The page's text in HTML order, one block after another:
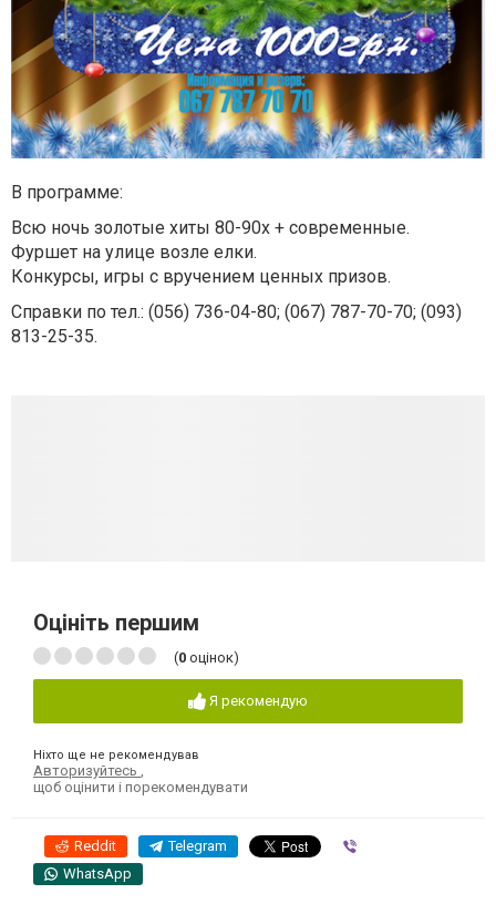
В программе:
Всю ночь золотые хиты 80-90х + современные.
Фуршет на улице возле елки.
Конкурсы, игры с вручением ценных призов.
Справки по тел.: (056) 736-04-80; (067) 787-70-70; (093)
813-25-35.
Оцініть першим
(0 оцінок)
Я рекомендую
Ніхто ще не рекомендував
Авторизуйтесь ,
щоб оцінити і порекомендувати
Reddit Telegram
WhatsApp